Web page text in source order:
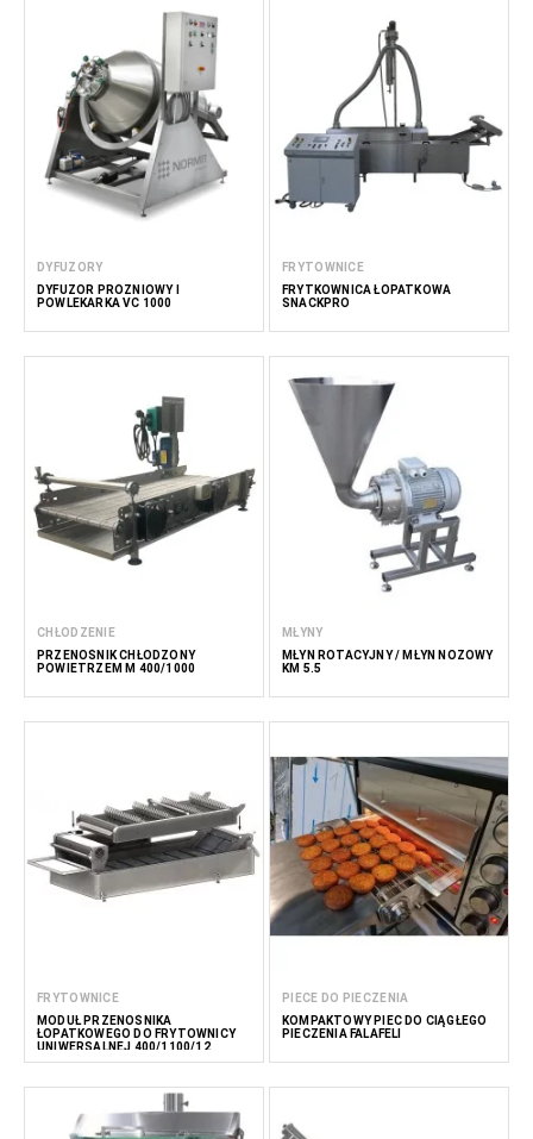
DYFUZORY
DYFUZOR PRÓŻNIOWY I
POWLEKARKA VC 1000
FRYTOWNICE
FRYTKOWNICA ŁOPATKOWA
SNACKPRO
CHŁODZENIE
PRZENOŚNIK CHŁODZONY
POWIETRZEM M 400/1000
MŁYNY
MŁYN ROTACYJNY / MŁYN NOŻOWY
KM 5.5
FRYTOWNICE
MODUŁ PRZENOŚNIKA
ŁOPATKOWEGO DO FRYTOWNICY
UNIWERSALNEJ 400/1100/12
PIECE DO PIECZENIA
KOMPAKTOWY PIEC DO CIĄGŁEGO
PIECZENIA FALAFELI